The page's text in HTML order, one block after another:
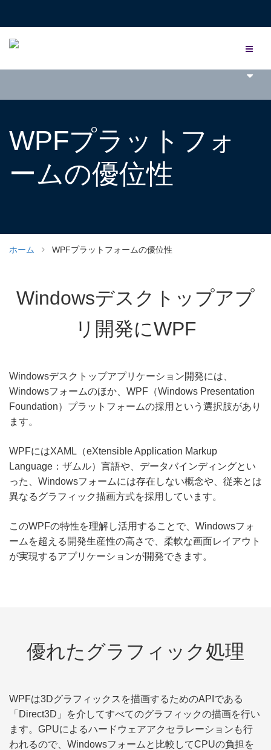
WPFプラットフォ
ームの優位性
ホーム WPFプラットフォームの優位性
Windowsデスクトップアプ
リ開発にWPF
Windowsデスクトップアプリケーション開発には、
Windowsフォームのほか、WPF（Windows Presentation
Foundation）プラットフォームの採用という選択肢があり
ます。
WPFにはXAML（eXtensible Application Markup
Language：ザムル）言語や、データバインディングとい
った、Windowsフォームには存在しない概念や、従来とは
異なるグラフィック描画方式を採用しています。
このWPFの特性を理解し活用することで、Windowsフォ
ームを超える開発生産性の高さで、柔軟な画面レイアウト
が実現するアプリケーションが開発できます。
優れたグラフィック処理
WPFは3Dグラフィックスを描画するためのAPIである
「Direct3D」を介してすべてのグラフィックの描画を行い
ます。GPUによるハードウェアアクセラレーションも行
われるので、Windowsフォームと比較してCPUの負担を